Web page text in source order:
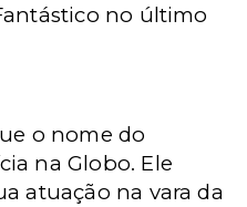
no último
o nome do
na Globo. Ele
atuação na vara da